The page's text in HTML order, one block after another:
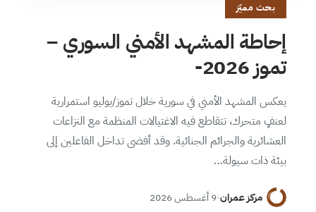
بحث مميّز
إحاطة المشهد الأمني السوري –
تموز 2026-
يعكس المشهد الأمني في سورية خلال تموز/يوليو استمرارية
لعنفٍ متحرك، تتقاطع فيه الاغتيالات المنظمة مع النزاعات
العشائرية والجرائم الجنائية. وقد أفضى تداخل الفاعلين إلى
بيئة ذات سيولة…
مركز عمران·9 أغسطس 2026